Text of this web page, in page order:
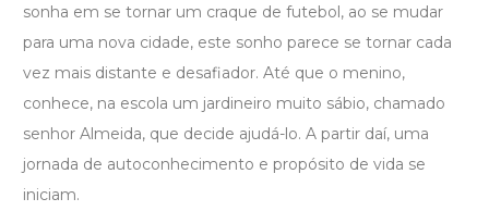
sonha em se tornar um craque de futebol, ao se mudar
para uma nova cidade, este sonho parece se tornar cada
vez mais distante e desafiador. Até que o menino,
conhece, na escola um jardineiro muito sábio, chamado
senhor Almeida, que decide ajudá-lo. A partir daí, uma
jornada de autoconhecimento e propósito de vida se
iniciam.